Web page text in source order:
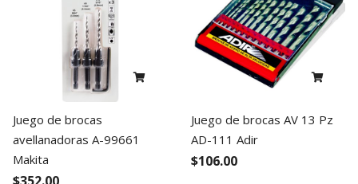
Juego de brocas
avellanadoras A-99661
Makita
Juego de brocas AV 13 Pz
AD-111 Adir
$106.00